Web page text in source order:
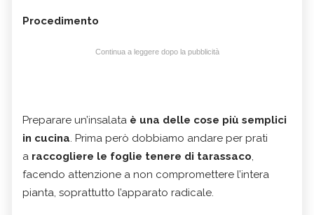
Procedimento
Continua a leggere dopo la pubblicità
Preparare un’insalata è una delle cose più semplici
in cucina. Prima però dobbiamo andare per prati
a raccogliere le foglie tenere di tarassaco,
facendo attenzione a non compromettere l’intera
pianta, soprattutto l’apparato radicale.